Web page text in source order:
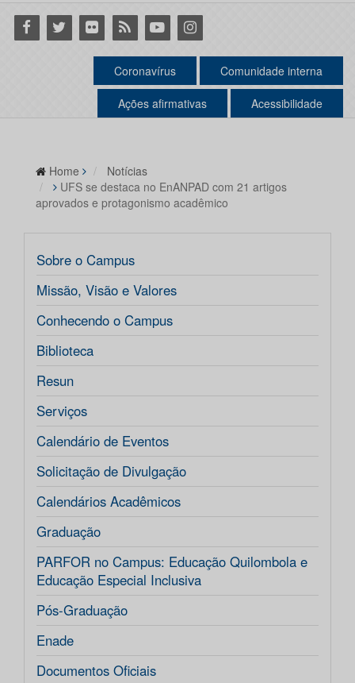
Facebook
Twitter Flickr RSS YoutubeInstagram
Coronavírus Comunidade interna
Ações afirmativas Acessibilidade
Home
Notícias
UFS se destaca no EnANPAD com 21 artigos
aprovados e protagonismo acadêmico
Sobre o Campus
Missão, Visão e Valores
Conhecendo o Campus
Biblioteca
Resun
Serviços
Calendário de Eventos
Solicitação de Divulgação
Calendários Acadêmicos
Graduação
PARFOR no Campus: Educação Quilombola e
Educação Especial Inclusiva
Pós-Graduação
Enade
Documentos Oficiais